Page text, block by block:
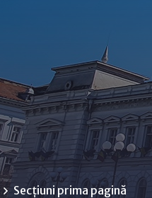
Secțiuni prima pagină